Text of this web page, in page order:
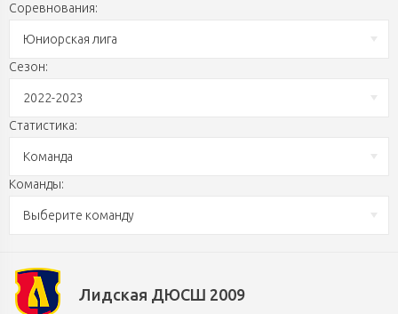
Соревнования:
Юниорская лига
Сезон:
2022-2023
Статистика:
Команда
Команды:
Выберите команду
Лидская ДЮСШ 2009